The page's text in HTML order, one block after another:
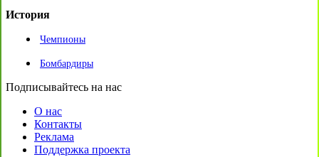
История
Чемпионы
Бомбардиры
Подписывайтесь на нас
О нас
Контакты
Реклама
Поддержка проекта